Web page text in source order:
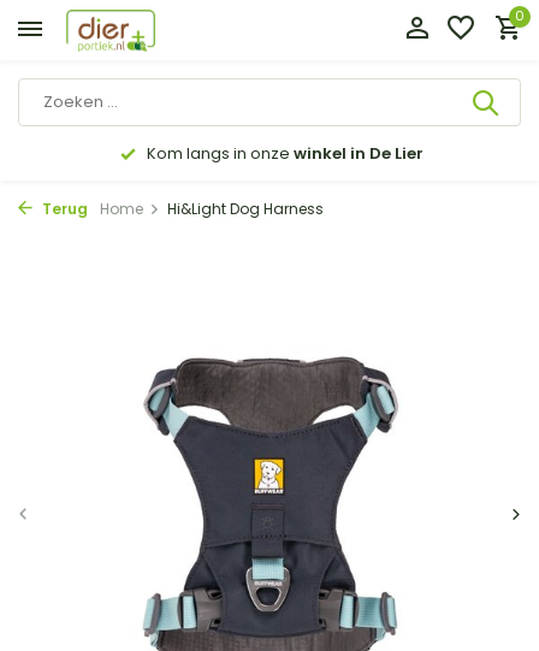
0
Kom langs in onze winkel in De Lier
Terug Home Hi&Light Dog Harness